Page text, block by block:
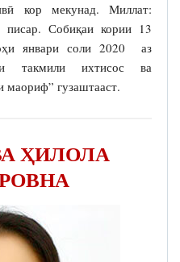
кор мекунад. Миллат:
Собиқаи кории 13
январи соли 2020 аз
такмили ихтисос ва
маориф” гузаштааст.
ҲИЛОЛА